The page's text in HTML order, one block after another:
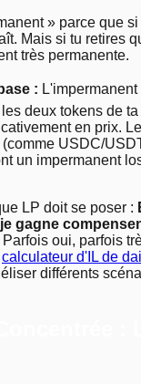
» parce que
Mais si tu retires
très permanente.
:
deux tokens de
en prix.
USDC/
un impermanent
LP doit se poser :
gagne
Parfois oui, parfois
calculateur d'IL de
différents